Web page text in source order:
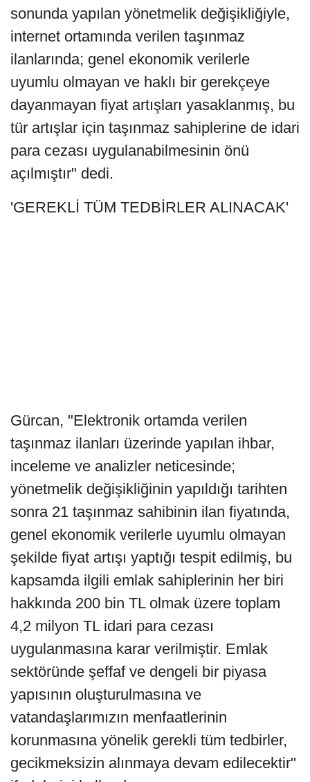
sonunda yapılan yönetmelik değişikliğiyle,
internet ortamında verilen taşınmaz
ilanlarında; genel ekonomik verilerle
uyumlu olmayan ve haklı bir gerekçeye
dayanmayan fiyat artışları yasaklanmış, bu
tür artışlar için taşınmaz sahiplerine de idari
para cezası uygulanabilmesinin önü
açılmıştır" dedi.
'GEREKLİ TÜM TEDBİRLER ALINACAK'
Gürcan, "Elektronik ortamda verilen
taşınmaz ilanları üzerinde yapılan ihbar,
inceleme ve analizler neticesinde;
yönetmelik değişikliğinin yapıldığı tarihten
sonra 21 taşınmaz sahibinin ilan fiyatında,
genel ekonomik verilerle uyumlu olmayan
şekilde fiyat artışı yaptığı tespit edilmiş, bu
kapsamda ilgili emlak sahiplerinin her biri
hakkında 200 bin TL olmak üzere toplam
4,2 milyon TL idari para cezası
uygulanmasına karar verilmiştir. Emlak
sektöründe şeffaf ve dengeli bir piyasa
yapısının oluşturulmasına ve
vatandaşlarımızın menfaatlerinin
korunmasına yönelik gerekli tüm tedbirler,
gecikmeksizin alınmaya devam edilecektir"